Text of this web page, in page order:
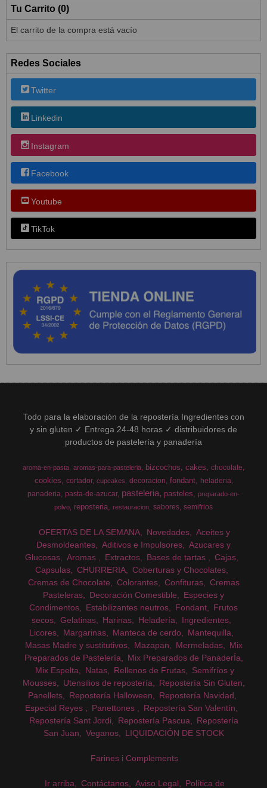
Tu Carrito (0)
El carrito de la compra está vacío
Redes Sociales
Twitter
Linkedin
Instagram
Facebook
Youtube
TikTok
Todo para la elaboración de la repostería Ingredientes con
y sin gluten ✓ Entrega 24-48 horas ✓ distribuidores de
productos de pastelería y panadería
aroma-en-pasta aromas-para-pasteleria bizcochos cakes chocolate
cookies cortador cupcakes decoracion fondant
heladeria
panaderia pasta-de-azucar pasteleria pasteles
preparado-en-
polvo
reposteria restauracion sabores semifrios
OFERTAS DE LA SEMANA Novedades
Aceites y
Desmoldeantes
Aditivos e Impulsores
Azucares y
Glucosas
Aromas Extractos Bases de tartas
Cajas
Capsulas
CHURRERIA
Coberturas y Chocolates
Cremas de Chocolate
Colorantes Confituras
Cremas
Pasteleras
Decoración Comestible
Especies y
Condimentos
Estabilizantes neutros Fondant
Frutos
secos
Gelatinas Harinas Heladería
Ingredientes
Licores
Margarinas Manteca de cerdo
Mantequilla
Masas Madre y sustitutivos
Mazapan Mermeladas
Mix
Preparados de Pastelería
Mix Preparados de PanaderÍa
Mix Espelta
Natas Rellenos de Frutas
Semifríos y
Mousses
Utensilios de repostería
Repostería Sin Gluten
Panellets
Repostería Halloween
Repostería Navidad
Especial Reyes
Panettones
Repostería San Valentín
Repostería Sant Jordi
Repostería Pascua
Repostería
San Juan
Veganos LIQUIDACIÓN DE STOCK
Farines i Complements
Ir arriba Contáctanos Aviso Legal Política de